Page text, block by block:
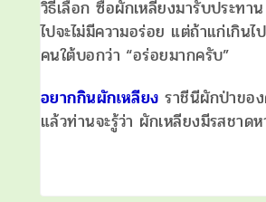
วิธีเลือก ซื้อผักเหลียงมารับประทา
ไปจะไม่มีความอร่อย แต่ถ้าแก่เกิน
คนใต้บอกว่า “อร่อยมากครับ”
อยากกินผักเหลียง ราชีนีผักป่าขอ
แล้วท่านจะรู้ว่า ผักเหลียงมีรสชาด